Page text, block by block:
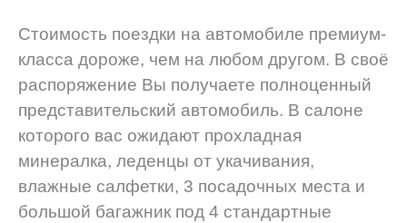
Стоимость поездки на автомобиле премиум-
класса дороже, чем на любом другом. В своё
распоряжение Вы получаете полноценный
представительский автомобиль. В салоне
которого вас ожидают прохладная
минералка, леденцы от укачивания,
влажные салфетки, 3 посадочных места и
большой багажник под 4 стандартные